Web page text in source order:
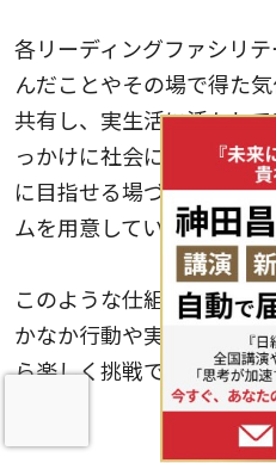
各リーディングファシリ
んだことやその場で得た
共有し、実生活に活かし
っかけに社会における新
に目指せる場づくりなど
ムを用意しています。
このような仕組みによっ
かなか行動や実践できなか
ら楽しく挑戦できる自分